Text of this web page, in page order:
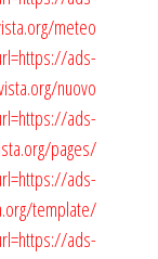
meteo
ads-
nuovo
ads-
pages/
ads-
template/
ads-